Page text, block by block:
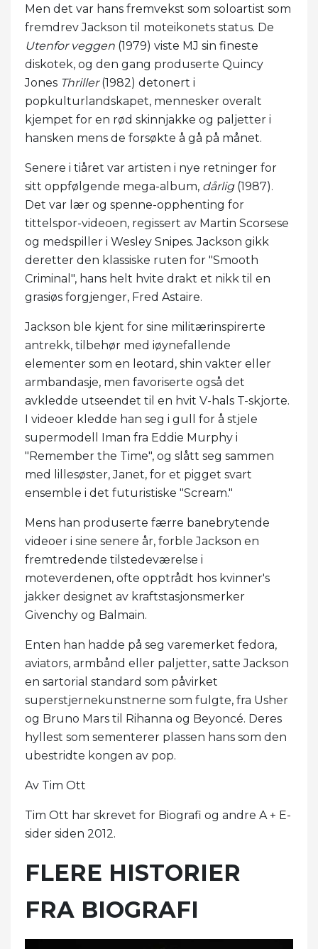
Men det var hans fremvekst som soloartist som
fremdrev Jackson til moteikonets status. De
Utenfor veggen (1979) viste MJ sin fineste
diskotek, og den gang produserte Quincy
Jones Thriller(1982) detonert i
popkulturlandskapet, mennesker overalt
kjempet for en rød skinnjakke og paljetter i
hansken mens de forsøkte å gå på månet.
Senere i tiåret var artisten i nye retninger for
sitt oppfølgende mega-album, dårlig(1987).
Det var lær og spenne-opphenting for
tittelspor-videoen, regissert av Martin Scorsese
og medspiller i Wesley Snipes. Jackson gikk
deretter den klassiske ruten for "Smooth
Criminal", hans helt hvite drakt et nikk til en
grasiøs forgjenger, Fred Astaire.
Jackson ble kjent for sine militærinspirerte
antrekk, tilbehør med iøynefallende
elementer som en leotard, shin vakter eller
armbandasje, men favoriserte også det
avkledde utseendet til en hvit V-hals T-skjorte.
I videoer kledde han seg i gull for å stjele
supermodell Iman fra Eddie Murphy i
"Remember the Time", og slått seg sammen
med lillesøster, Janet, for et pigget svart
ensemble i det futuristiske "Scream."
Mens han produserte færre banebrytende
videoer i sine senere år, forble Jackson en
fremtredende tilstedeværelse i
moteverdenen, ofte opptrådt hos kvinner's
jakker designet av kraftstasjonsmerker
Givenchy og Balmain.
Enten han hadde på seg varemerket fedora,
aviators, armbånd eller paljetter, satte Jackson
en sartorial standard som påvirket
superstjernekunstnerne som fulgte, fra Usher
og Bruno Mars til Rihanna og Beyoncé. Deres
hyllest som sementerer plassen hans som den
ubestridte kongen av pop.
Av Tim Ott
Tim Ott har skrevet for Biografi og andre A + E-
sider siden 2012.
FLERE HISTORIER
FRA BIOGRAFI